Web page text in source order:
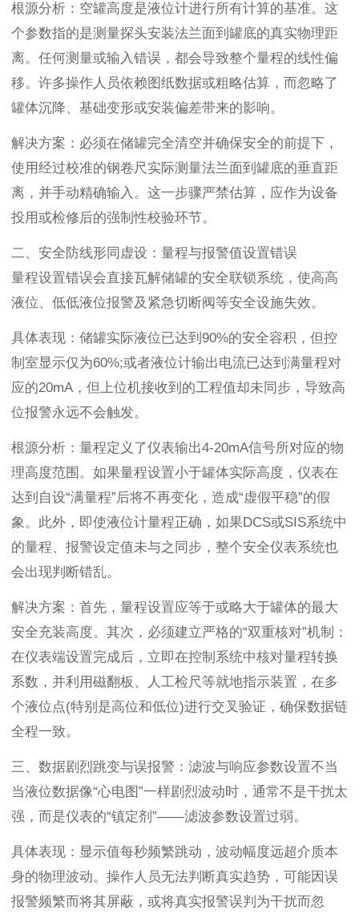
根源分析：空罐高度是液位计进行所有计算的基准。这
个参数指的是测量探头安装法兰面到罐底的真实物理距
离。任何测量或输入错误，都会导致整个量程的线性偏
移。许多操作人员依赖图纸数据或粗略估算，而忽略了
罐体沉降、基础变形或安装偏差带来的影响。
解决方案：必须在储罐完全清空并确保安全的前提下，
使用经过校准的钢卷尺实际测量法兰面到罐底的垂直距
离，并手动精确输入。这一步骤严禁估算，应作为设备
投用或检修后的强制性校验环节。
二、安全防线形同虚设：量程与报警值设置错误
量程设置错误会直接瓦解储罐的安全联锁系统，使高高
液位、低低液位报警及紧急切断阀等安全设施失效。
具体表现：储罐实际液位已达到90%的安全容积，但控
制室显示仅为60%;或者液位计输出电流已达到满量程对
应的20mA，但上位机接收到的工程值却未同步，导致高
位报警永远不会触发。
根源分析：量程定义了仪表输出4-20mA信号所对应的物
理高度范围。如果量程设置小于罐体实际高度，仪表在
达到自设“满量程”后将不再变化，造成“虚假平稳”的假
象。此外，即使液位计量程正确，如果DCS或SIS系统中
的量程、报警设定值未与之同步，整个安全仪表系统也
会出现判断错乱。
解决方案：首先，量程设置应等于或略大于罐体的最大
安全充装高度。其次，必须建立严格的“双重核对”机制：
在仪表端设置完成后，立即在控制系统中核对量程转换
系数，并利用磁翻板、人工检尺等就地指示装置，在多
个液位点(特别是高位和低位)进行交叉验证，确保数据链
全程一致。
三、数据剧烈跳变与误报警：滤波与响应参数设置不当
当液位数据像“心电图”一样剧烈波动时，通常不是干扰太
强，而是仪表的“镇定剂”——滤波参数设置过弱。
具体表现：显示值每秒频繁跳动，波动幅度远超介质本
身的物理波动。操作人员无法判断真实趋势，可能因误
报警频繁而将其屏蔽，或将真实报警误判为干扰而忽